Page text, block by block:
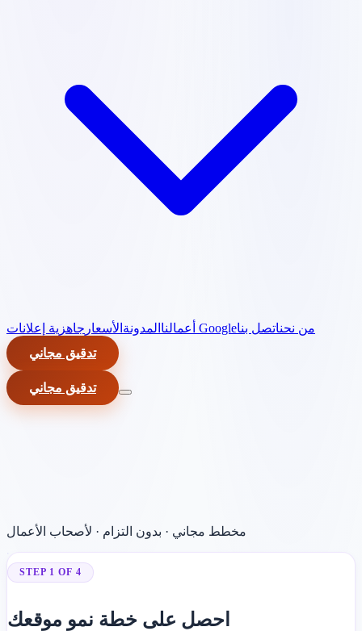
أعمالنا المدونة الأسعار جاهزية إعلانات Google من نحناتصل بنا
تدقيق مجاني
تدقيق مجاني
مخطط مجاني · بدون التزام · لأصحاب الأعمال
STEP 1 OF 4
احصل على خطة نمو موقعك